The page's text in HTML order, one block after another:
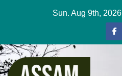
Sun. Aug 9th, 2026